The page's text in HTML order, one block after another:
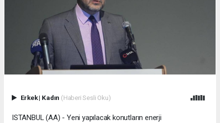
Erkek| Kadın (Haberi Sesli Oku)
ISTANBUL (AA) - Yeni yapılacak konutların enerji